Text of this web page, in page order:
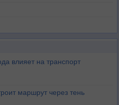
влияет на транспорт
маршрут через тень